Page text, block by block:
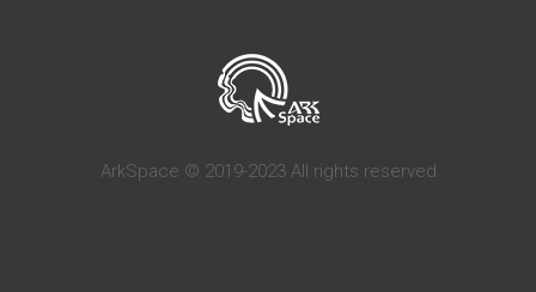
ArkSpace © 2019-2023 All rights reserved